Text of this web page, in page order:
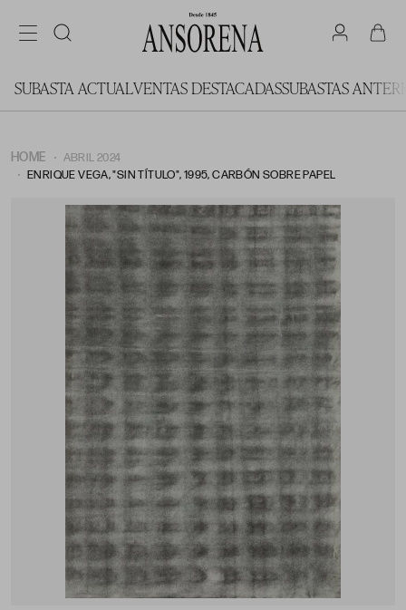
SUBASTA ACTUALVENTAS DESTACADASSUBASTAS
HOME
ABRIL 2024
ENRIQUE VEGA, "SIN TÍTULO", 1995, CARBÓN SOBRE PAPEL